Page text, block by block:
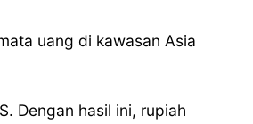
uang di kawasan Asia
Dengan hasil ini, rupiah